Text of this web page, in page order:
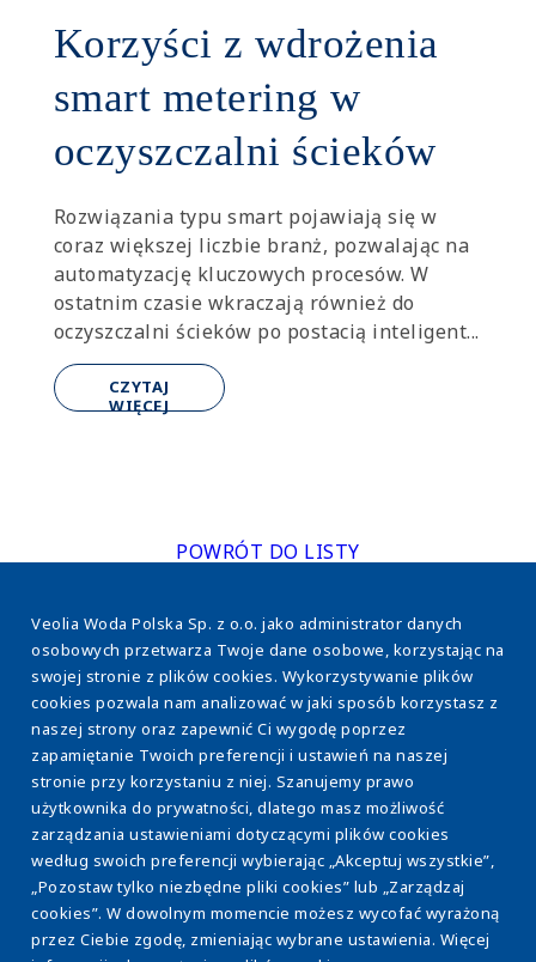
Korzyści z wdrożenia
smart metering w
oczyszczalni ścieków
Rozwiązania typu smart pojawiają się w
coraz większej liczbie branż, pozwalając na
automatyzację kluczowych procesów. W
ostatnim czasie wkraczają również do
oczyszczalni ścieków po postacią inteligent...
CZYTAJ
WIĘCEJ
POWRÓT DO LISTY
Stopka
O nas
Efektywność energetyczna
Osady ściekowe
Eksploatacja WOD-KAN
www.veolia.pl
Veolia Woda Polska Sp. z o.o. jako administrator danych
osobowych przetwarza Twoje dane osobowe, korzystając na
swojej stronie z plików cookies. Wykorzystywanie plików
cookies pozwala nam analizować w jaki sposób korzystasz z
naszej strony oraz zapewnić Ci wygodę poprzez
zapamiętanie Twoich preferencji i ustawień na naszej
stronie przy korzystaniu z niej. Szanujemy prawo
użytkownika do prywatności, dlatego masz możliwość
zarządzania ustawieniami dotyczącymi plików cookies
według swoich preferencji wybierając „Akceptuj wszystkie”,
„Pozostaw tylko niezbędne pliki cookies” lub „Zarządzaj
cookies”. W dowolnym momencie możesz wycofać wyrażoną
przez Ciebie zgodę, zmieniając wybrane ustawienia. Więcej